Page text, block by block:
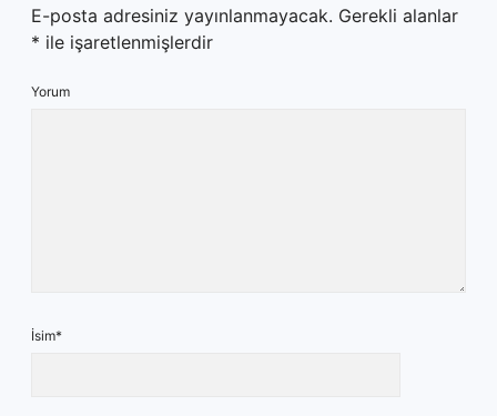
E-posta adresiniz yayınlanmayacak. Gerekli alanlar
* ile işaretlenmişlerdir
Yorum
İsim*